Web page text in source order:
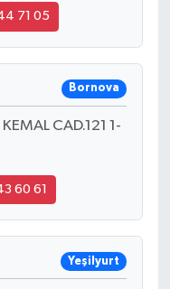
71 05
Bornova
CAD.121 1-
60 61
Yeşilyurt